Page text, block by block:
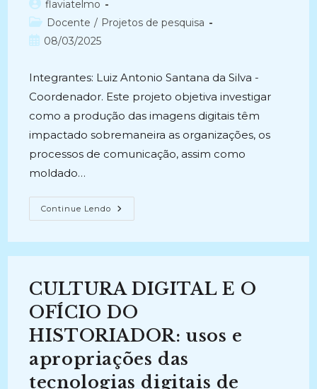
Autor
do
post:
flaviatelmo
Categoria
do
Docente / Projetos de pesquisa
Post08/03/2025
Integrantes: Luiz Antonio Santana da Silva -
Coordenador. Este projeto objetiva investigar
como a produção das imagens digitais têm
impactado sobremaneira as organizações, os
processos de comunicação, assim como
moldado…
Continue Lendo IMAGENS
DIGITAIS
DIGITAIS
E
COMUNICAÇÃO:
Convergências,
Usos
E
Impactos
Processos
Comunicacionais
(2024-
CULTURA DIGITAL E O
OFÍCIO DO
HISTORIADOR: usos e
apropriações das
tecnologias digitais de